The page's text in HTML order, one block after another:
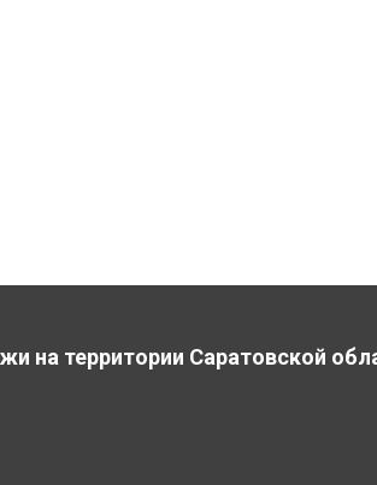
на территории Саратовской